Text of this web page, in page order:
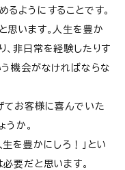
ようにすることです。
思います。人生を豊か
、非日常を経験したりす
機会がなければならな
てお客様に喜んでいた
うか。
を豊かにしろ！」とい
要だと思います。